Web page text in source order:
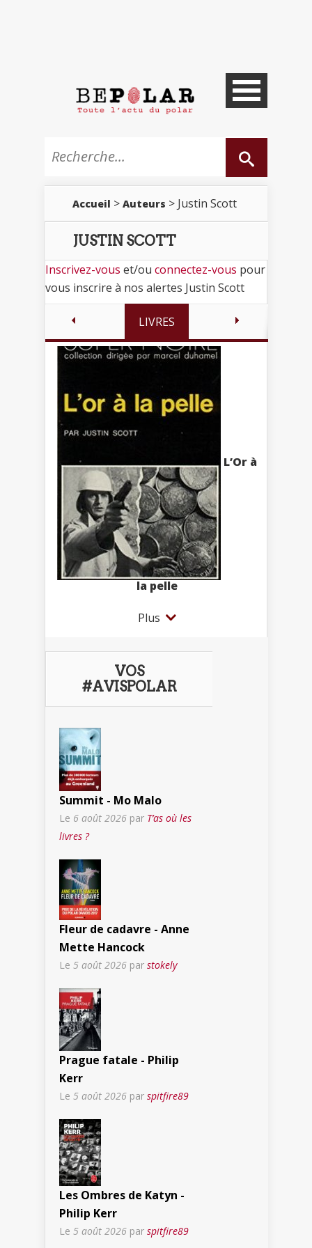
Accueil > Auteurs > Justin Scott
JUSTIN SCOTT
Inscrivez-vous et/ou connectez-vous pour
vous inscrire à nos alertes Justin Scott
LIVRES
L’Or à
la pelle
Plus
VOS
#AVISPOLAR
Summit - Mo Malo
Le 6 août 2026 par T’as où les
livres ?
Fleur de cadavre - Anne
Mette Hancock
Le 5 août 2026 par stokely
Prague fatale - Philip
Kerr
Le 5 août 2026 par spitfire89
Les Ombres de Katyn -
Philip Kerr
Le 5 août 2026 par spitfire89